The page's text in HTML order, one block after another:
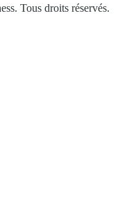
Tous droits réservés.